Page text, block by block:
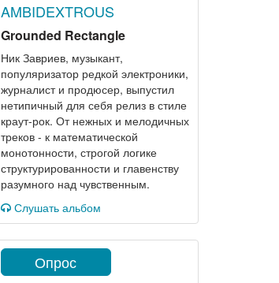
AMBIDEXTROUS
Grounded Rectangle
Ник Завриев, музыкант,
популяризатор редкой электроники,
журналист и продюсер, выпустил
нетипичный для себя релиз в стиле
краут-рок. От нежных и мелодичных
треков - к математической
монотонности, строгой логике
структурированности и главенству
разумного над чувственным.
Слушать альбом
Опрос